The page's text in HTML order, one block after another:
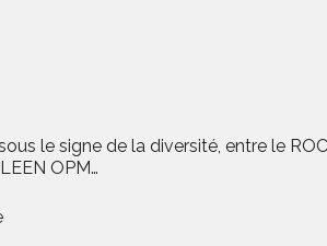
le signe de la diversité, entre le
OPM…